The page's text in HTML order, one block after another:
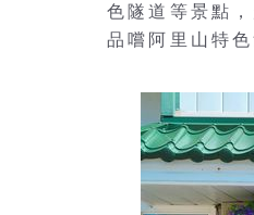
色隧道等景點
品嚐阿里山特